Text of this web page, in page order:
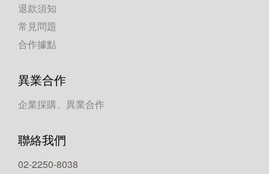
退款須知
常見問題
合作據點
異業合作
企業採購、異業合作
聯絡我們
02-2250-8038